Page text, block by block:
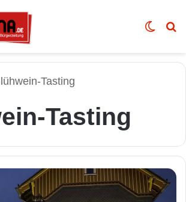
Skin
Tasting
Tasting